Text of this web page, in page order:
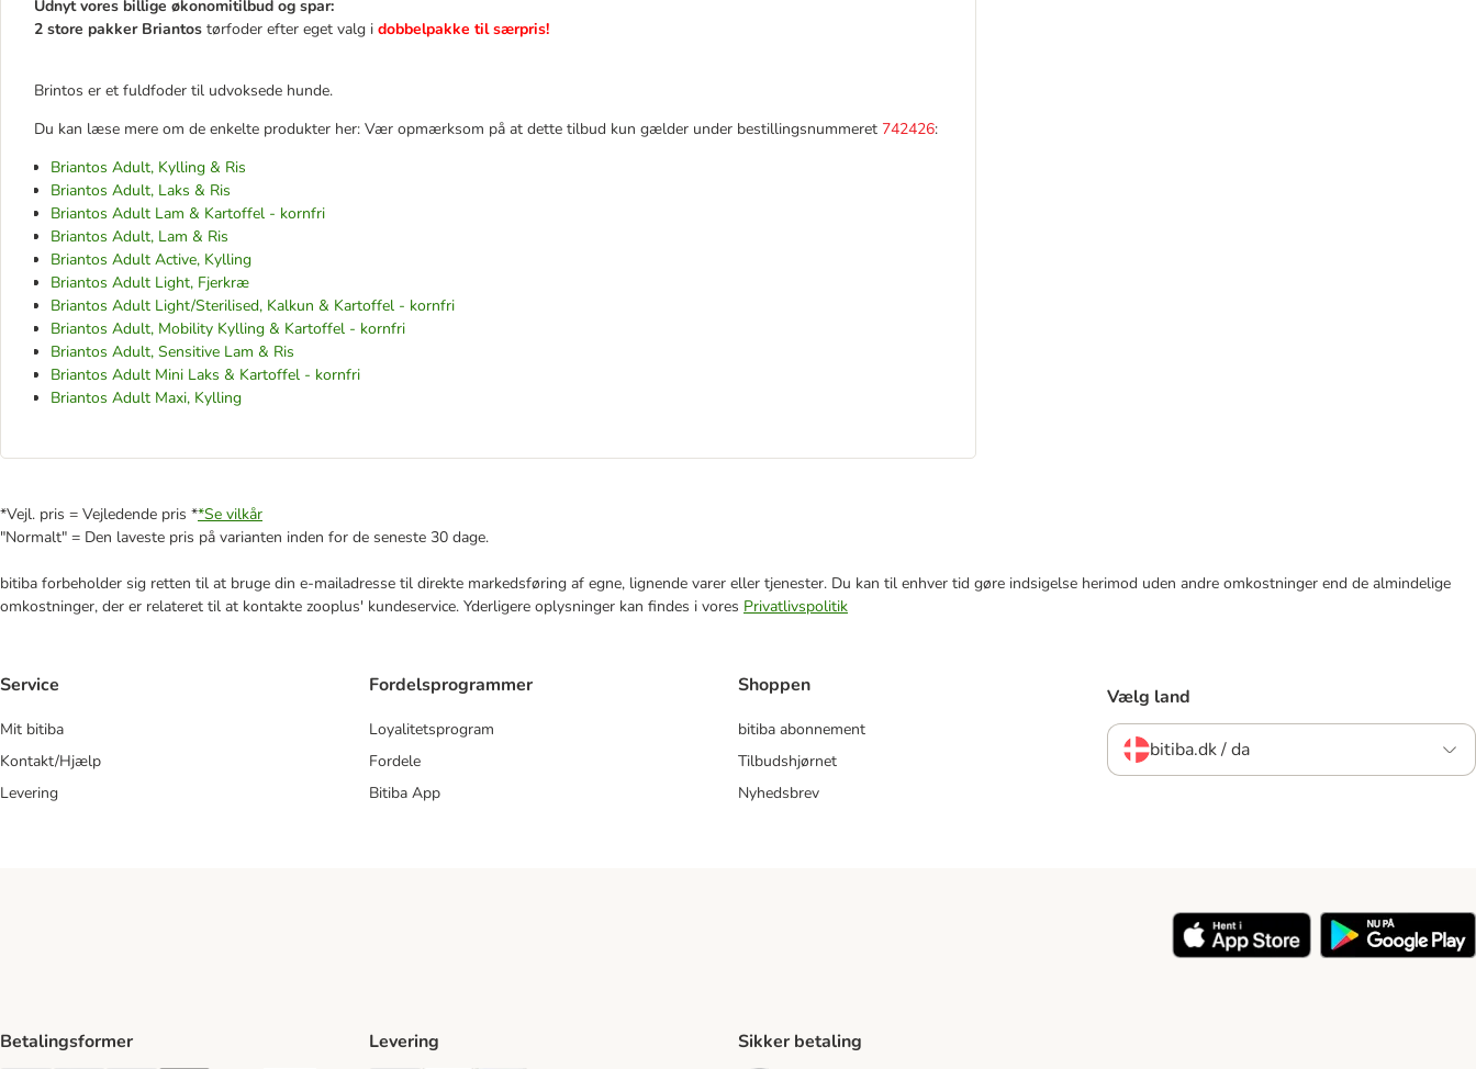
Udnyt vores billige økonomitilbud og spar:
2 store pakker Briantos tørfoder efter eget valg i dobbelpakke til særpris!
Brintos er et fuldfoder til udvoksede hunde.
Du kan læse mere om de enkelte produkter her: Vær opmærksom på at dette tilbud kun gælder under bestillingsnummeret 742426:
Briantos Adult, Kylling & Ris
Briantos Adult, Laks & Ris
Briantos Adult Lam & Kartoffel - kornfri
Briantos Adult, Lam & Ris
Briantos Adult Active, Kylling
Briantos Adult Light, Fjerkræ
Briantos Adult Light/Sterilised, Kalkun & Kartoffel - kornfri
Briantos Adult, Mobility Kylling & Kartoffel - kornfri
Briantos Adult, Sensitive Lam & Ris
Briantos Adult Mini Laks & Kartoffel - kornfri
Briantos Adult Maxi, Kylling
*Vejl. pris = Vejledende pris **Se vilkår
"Normalt" = Den laveste pris på varianten inden for de seneste 30 dage.
bitiba forbeholder sig retten til at bruge din e-mailadresse til direkte markedsføring af egne, lignende varer eller tjenester. Du kan til enhver tid gøre indsigelse herimod uden andre omkostninger end de almindelige
omkostninger, der er relateret til at kontakte zooplus' kundeservice. Yderligere oplysninger kan findes i vores Privatlivspolitik
Service
Mit bitiba
Kontakt/Hjælp
Levering
Fordelsprogrammer
Loyalitetsprogram
Fordele
Bitiba App
Shoppen
bitiba abonnement
Tilbudshjørnet
Nyhedsbrev
Vælg land
bitiba.dk / da
Betalingsformer Levering Sikker betaling